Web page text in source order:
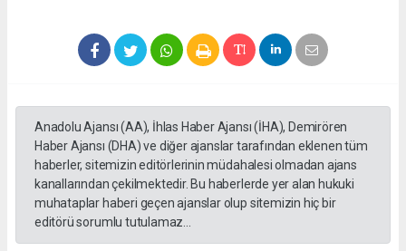
Anadolu Ajansı (AA), İhlas Haber Ajansı (İHA), Demirören
Haber Ajansı (DHA) ve diğer ajanslar tarafından eklenen tüm
haberler, sitemizin editörlerinin müdahalesi olmadan ajans
kanallarından çekilmektedir. Bu haberlerde yer alan hukuki
muhataplar haberi geçen ajanslar olup sitemizin hiç bir
editörü sorumlu tutulamaz...